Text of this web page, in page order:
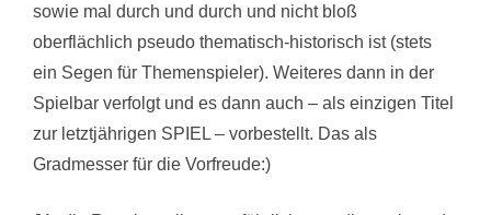
sowie mal durch und durch und nicht bloß
oberflächlich pseudo thematisch-historisch ist (stets
ein Segen für Themenspieler). Weiteres dann in der
Spielbar verfolgt und es dann auch – als einzigen Titel
zur letztjährigen SPIEL – vorbestellt. Das als
Gradmesser für die Vorfreude:)